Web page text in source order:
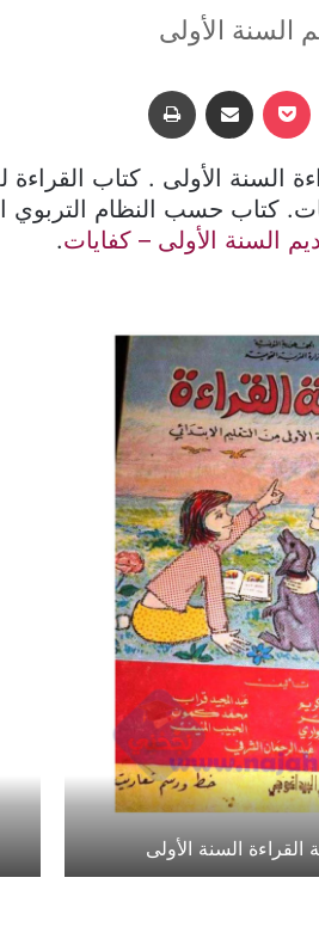
السنة الأولى
بينتيريست ‫Pocket مشاركة عبر البريد
السنة الأولى . كتاب القراءة
كتاب حسب النظام التربوي
السنة الأولى – كفايات.
السنة الأولى